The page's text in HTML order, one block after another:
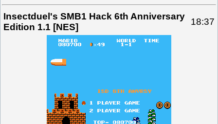
Insectduel's SMB1 Hack 6th Anniversary
Edition 1.1 [NES]
18:37